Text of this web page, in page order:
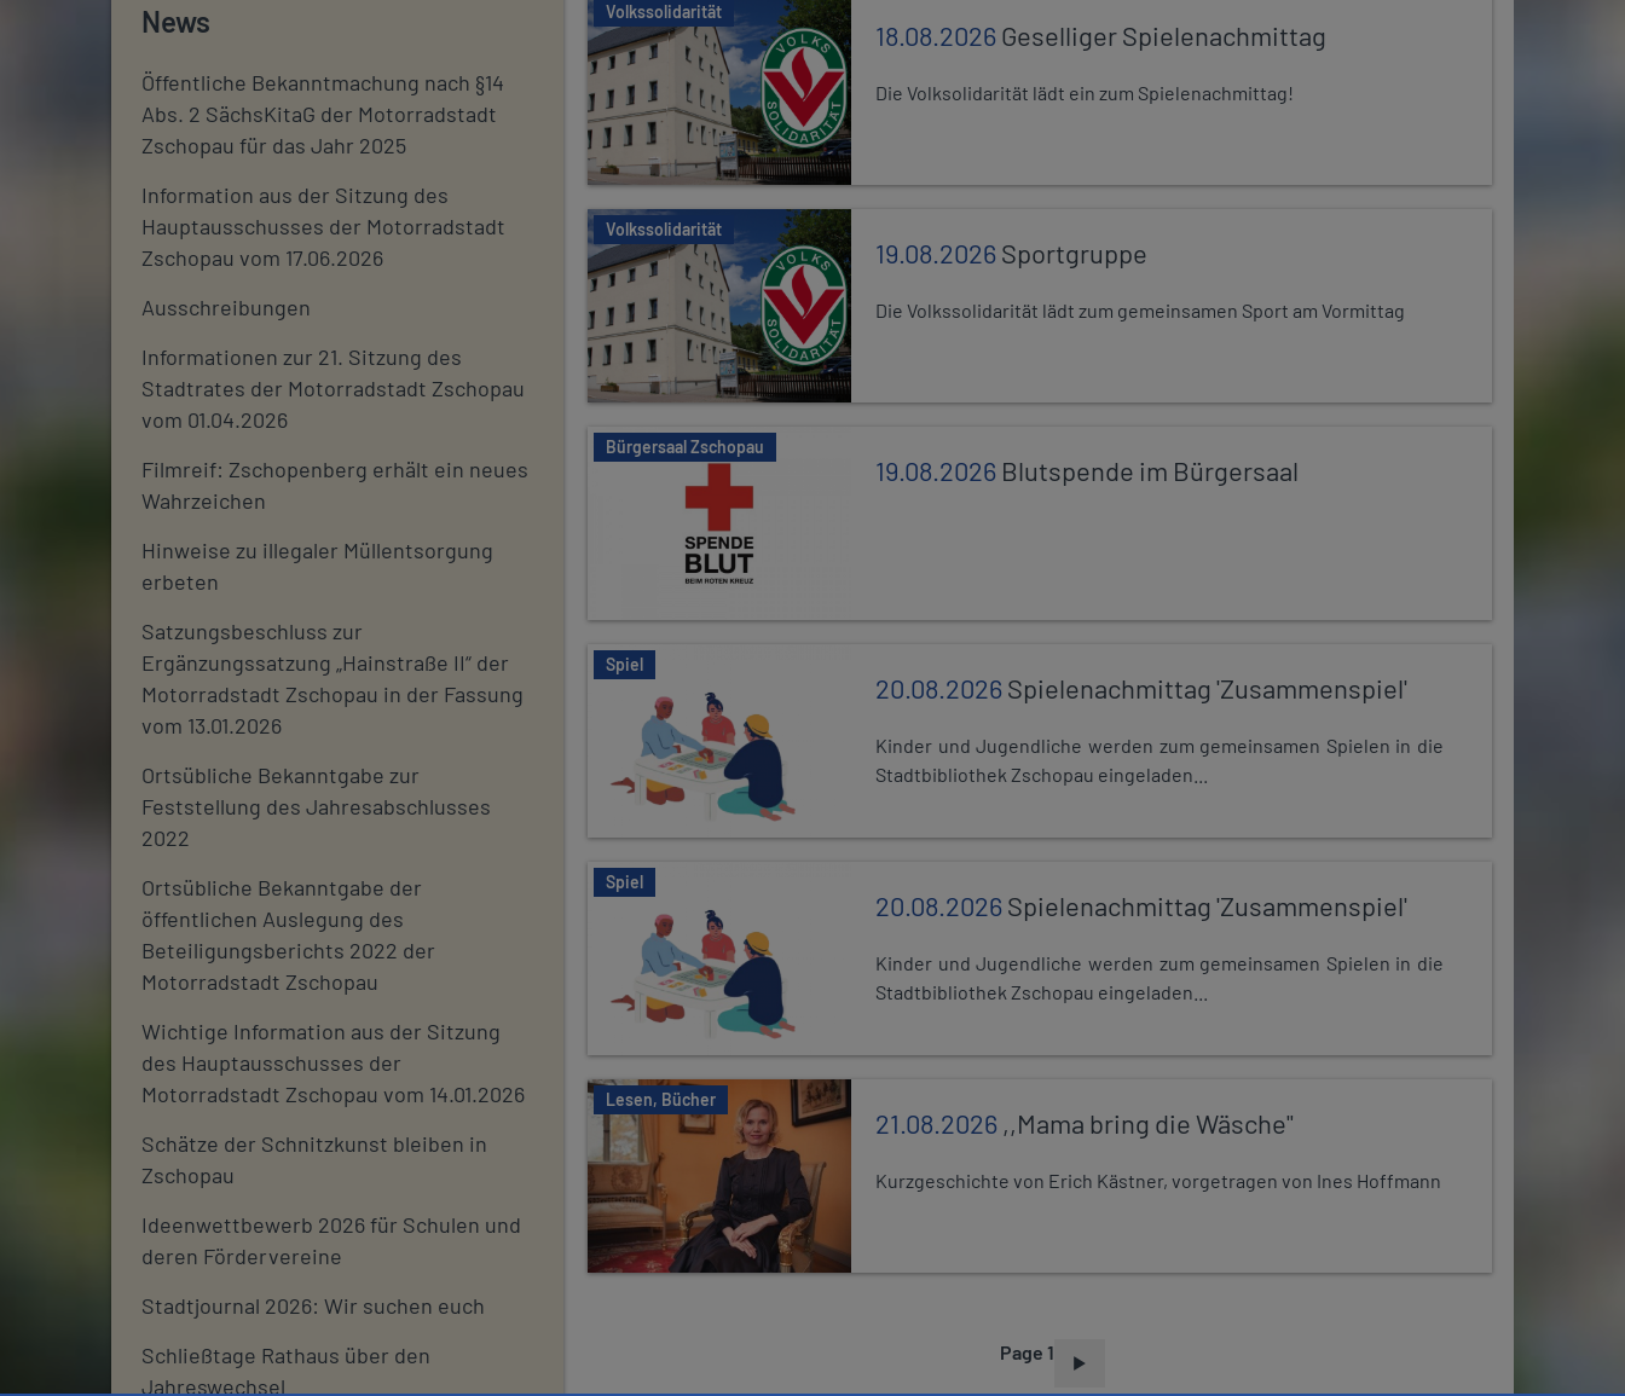
News
Öffentliche Bekanntmachung nach §14
Abs. 2 SächsKitaG der Motorradstadt
Zschopau für das Jahr 2025
Information aus der Sitzung des
Hauptausschusses der Motorradstadt
Zschopau vom 17.06.2026
Ausschreibungen
Informationen zur 21. Sitzung des
Stadtrates der Motorradstadt Zschopau
vom 01.04.2026
Filmreif: Zschopenberg erhält ein neues
Wahrzeichen
Hinweise zu illegaler Müllentsorgung
erbeten
Satzungsbeschluss zur
Ergänzungssatzung „Hainstraße II“ der
Motorradstadt Zschopau in der Fassung
vom 13.01.2026
Ortsübliche Bekanntgabe zur
Feststellung des Jahresabschlusses
2022
Ortsübliche Bekanntgabe der
öffentlichen Auslegung des
Beteiligungsberichts 2022 der
Motorradstadt Zschopau
Wichtige Information aus der Sitzung
des Hauptausschusses der
Motorradstadt Zschopau vom 14.01.2026
Schätze der Schnitzkunst bleiben in
Zschopau
Ideenwettbewerb 2026 für Schulen und
deren Fördervereine
Stadtjournal 2026: Wir suchen euch
Schließtage Rathaus über den
Jahreswechsel
Volkssolidarität
18.08.2026Geselliger Spielenachmittag
Die Volksolidarität lädt ein zum Spielenachmittag!
Volkssolidarität
19.08.2026Sportgruppe
Die Volkssolidarität lädt zum gemeinsamen Sport am Vormittag
Bürgersaal Zschopau
19.08.2026 Blutspende im Bürgersaal
Spiel
20.08.2026Spielenachmittag 'Zusammenspiel'
Kinder und Jugendliche werden zum gemeinsamen Spielen in die
Stadtbibliothek Zschopau eingeladen...
Spiel
20.08.2026Spielenachmittag 'Zusammenspiel'
Kinder und Jugendliche werden zum gemeinsamen Spielen in die
Stadtbibliothek Zschopau eingeladen...
Lesen, Bücher
21.08.2026 ,,Mama bring die Wäsche"
Kurzgeschichte von Erich Kästner, vorgetragen von Ines Hoffmann
Page 1